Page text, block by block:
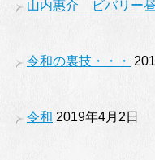
山内惠介 ビバリー昼
令和の裏技・・・
令和 2019年4月2日